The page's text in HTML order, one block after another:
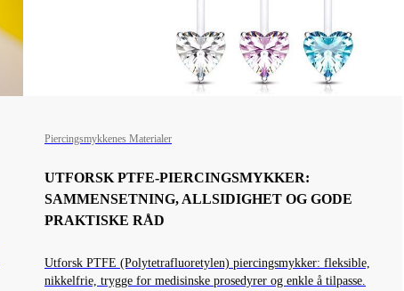
Piercingsmykkenes Materialer
UTFORSK PTFE-PIERCINGSMYKKER:
SAMMENSETNING, ALLSIDIGHET OG GODE
PRAKTISKE RÅD
Utforsk PTFE (Polytetrafluoretylen) piercingsmykker: fleksible,
nikkelfrie, trygge for medisinske prosedyrer og enkle å tilpasse.